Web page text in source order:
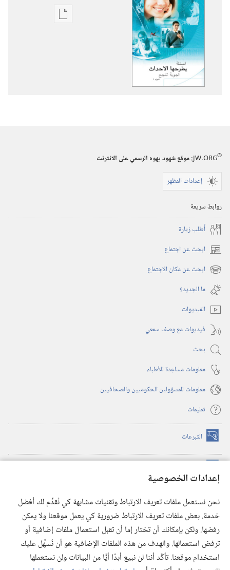
إعدادات الخصوصية
نحن نستعمل ملفات تعريف الارتباط وتقنيات مشابهة كي نُقدِّم لك أفضل
خدمة. بعض ملفات تعريف الارتباط ضرورية كي يعمل موقعنا ولا يمكن
رفضها. ولكن بإمكانك أن تختار إما أن تقبل استعمال ملفات إضافية أو
ترفض استعمالها. والهدف من هذه الملفات الإضافية هو أن نُسهِّل عليك
استخدام موقعنا. تأكَّد أننا لن نبيع أبدًا أيًّا من البيانات ولن نستعملها
خيارات
JW.ORG®
:‏ موقع شهود يهوه الرسمي على الانترنت
إعدادات المظهر
روابط سريعة
أُطلب زيارة
ابحث عن اجتماع (يفتح
نافذة
جديدة)
ابحث عن مكان الاجتماع (يفتح
نافذة
جديدة)
ما الجديد؟‏
الفيديوات
فيديوات مع وصف سمعي
بحث
معلومات مساعِدة للأطباء
معلومات للمسؤولين الحكوميين والصحافيين
تعليمات
التبرعات (يفتح
نافذة
(يفتح
نافذة
(يفتح
نافذة
جديدة) تطبيق ®
JW Library
مكتبة برج المراقبة